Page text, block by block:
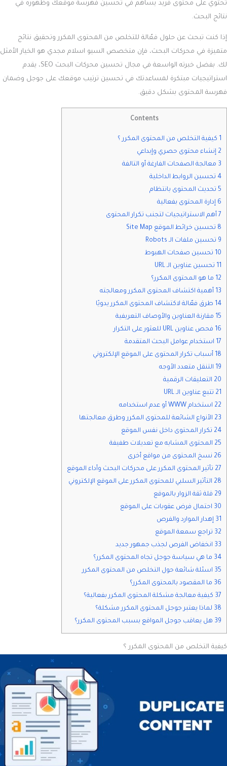
تحتوي على محتوى فريد يساهم في تحسين فهرسة موقعك وظهوره في
نتائج البحث.
إذا كنت تبحث عن حلول فعّالة للتخلص من المحتوى المكرر وتحقيق نتائج
متميزة في محركات البحث، فإن متخصص السيو اسلام مجدي هو الخيار الأمثل
لك. بفضل خبرته الواسعة في مجال تحسين محركات البحث SEO، يقدم
استراتيجيات مبتكرة لمساعدتك في تحسين ترتيب موقعك على جوجل وضمان
فهرسة المحتوى بشكل دقيق.
Contents
1 كيفية التخلص من المحتوى المكرر ؟
2 إنشاء محتوى حصري وإبداعي
3 معالجة الصفحات الفارغة أو التالفة
4 تحسين الروابط الداخلية
5 تحديث المحتوى بانتظام
6 إدارة المحتوى بفعالية
7 أهم الاستراتيجيات لتجنب تكرار المحتوى
8 تحسين خرائط الموقع Site Map
9 تحسين ملفات الـ Robots
10 تحسين صفحات الهبوط
11 تحسين عناوين الـ URL
12 ما هو المحتوى المكرر؟
13 أهمية اكتشاف المحتوى المكرر ومعالجته
14 طرق فعّالة لاكتشاف المحتوى المكرر يدويًا
15 مقارنة العناوين والأوصاف التعريفية
16 فحص عناوين URL للعثور على التكرار
17 استخدام عوامل البحث المتقدمة
18 أسباب تكرار المحتوى على الموقع الإلكتروني
19 التنقل متعدد الأوجه
20 التعليقات الرقمية
21 تتبع عناوين الـ URL
22 استخدام WWW أو عدم استخدامه
23 الأنواع الشائعة للمحتوى المكرر وطرق معالجتها
24 تكرار المحتوى داخل نفس الموقع
25 المحتوى المشابه مع تعديلات طفيفة
26 نسخ المحتوى من مواقع أخرى
27 تأثير المحتوى المكرر على محركات البحث وأداء الموقع
28 التأثير السلبي للمحتوى المكرر على الموقع الإلكتروني
29 قلة ثقة الزوار بالموقع
30 احتمال فرض عقوبات على الموقع
31 إهدار الموارد والفرص
32 تراجع سمعة الموقع
33 انخفاض الفرص لجذب جمهور جديد
34 ما هي سياسة جوجل تجاه المحتوى المكرر؟
35 اسئلة شائعة حول التخلص من المحتوى المكرر
36 ما المقصود بالمحتوى المكرر؟
37 كيفية معالجة مشكلة المحتوى المكرر بفعالية؟
38 لماذا يعتبر جوجل المحتوى المكرر مشكلة؟
39 هل يعاقب جوجل المواقع بسبب المحتوى المكرر؟
كيفية التخلص من المحتوى المكرر ؟